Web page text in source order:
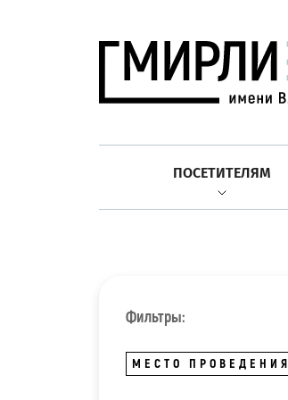
ПОСЕТИТЕЛЯМ
Фильтры:
МЕСТО ПРОВЕДЕНИЯ